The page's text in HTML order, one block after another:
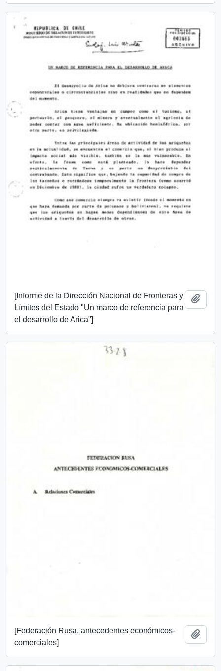
[Informe de la Dirección Nacional de Fronteras y
Límites del Estado "Un marco de referencia para
el desarrollo de Arica"]
[Federación Rusa, antecedentes económicos-
comerciales]